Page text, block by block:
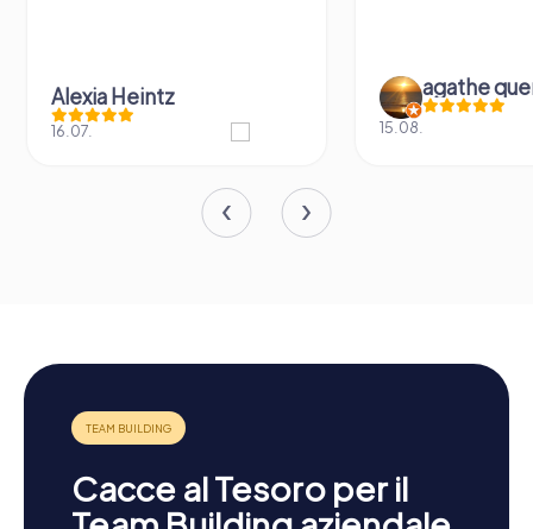
Alexia Heintz
16.07.
agathe
15.08.
Cacce al Tesoro per il